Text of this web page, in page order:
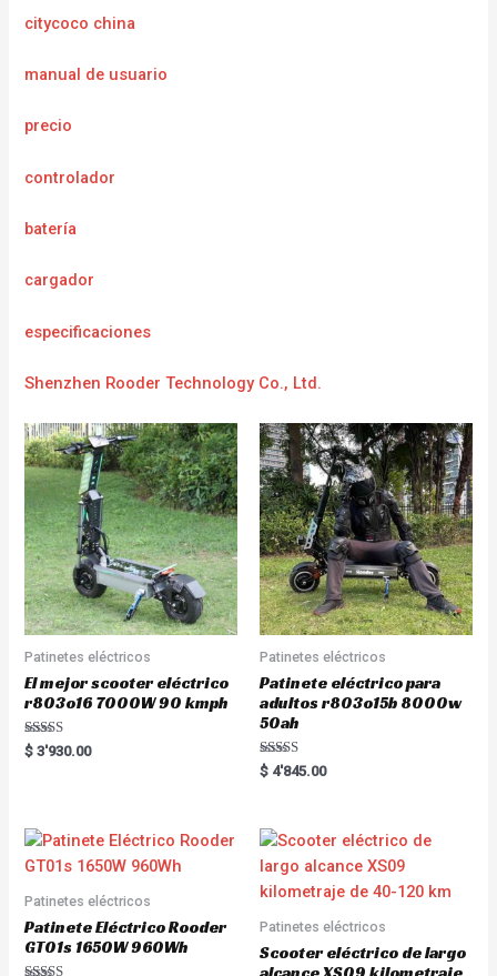
citycoco china
manual de usuario
precio
controlador
batería
cargador
especificaciones
Shenzhen Rooder Technology Co., Ltd.
Patinetes eléctricos
El mejor scooter eléctrico
r803o16 7000W 90 kmph
Rated
5.00
$ 3'930.00
Patinetes eléctricos
Patinete eléctrico para
adultos r803o15b 8000w
50ah
Rated
5.00
$ 4'845.00
Patinetes eléctricos
Patinete Eléctrico Rooder
GT01s 1650W 960Wh
Patinetes eléctricos
Scooter eléctrico de largo